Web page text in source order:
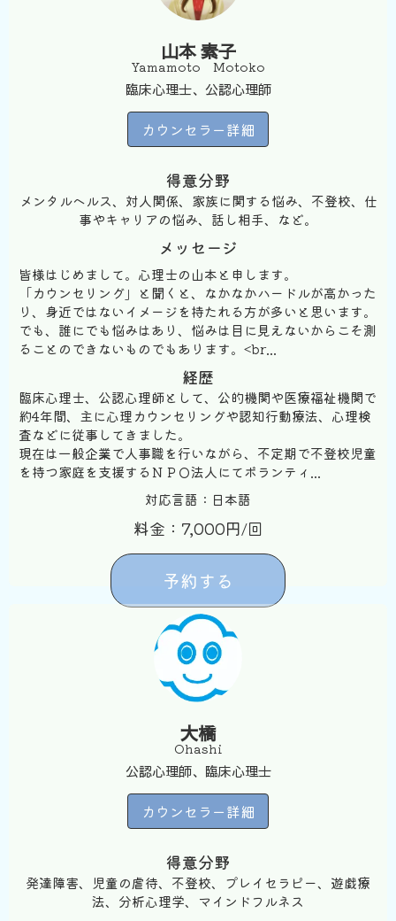
山本 素子
Yamamoto Motoko
臨床心理士、公認心理師
カウンセラー詳細
得意分野
メンタルヘルス、対人関係、家族に関する悩み、不登校、仕
事やキャリアの悩み、話し相手、など。
メッセージ
皆様はじめまして。心理士の山本と申します。
「カウンセリング」と聞くと、なかなかハードルが高かった
り、身近ではないイメージを持たれる方が多いと思います。
でも、誰にでも悩みはあり、悩みは目に見えないからこそ測
ることのできないものでもあります。<br...
経歴
臨床心理士、公認心理師として、公的機関や医療福祉機関で
約4年間、主に心理カウンセリングや認知行動療法、心理検
査などに従事してきました。
現在は一般企業で人事職を行いながら、不定期で不登校児童
を持つ家庭を支援するＮＰＯ法人にてボランティ...
対応言語：日本語
料金：7,000円/回
予約する
大橋
Ohashi
公認心理師、臨床心理士
カウンセラー詳細
得意分野
発達障害、児童の虐待、不登校、プレイセラピー、遊戯療
法、分析心理学、マインドフルネス